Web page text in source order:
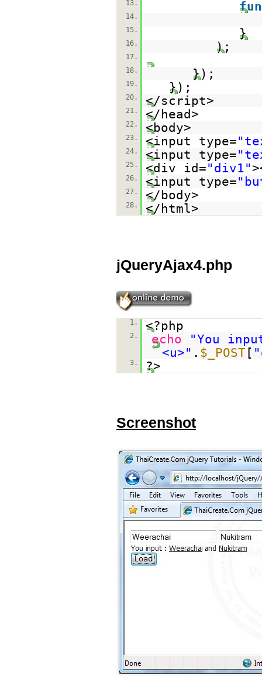
13.
14.
15.
}
16. );
17.
18.
});
19. });
20. </script>
21. </head>
22. <body>
23. <input type=
24. <input type=
25. <div id="div1"
26. <input type=
27. </body>
28. </html>
jQueryAjax4.php
1. <?php
2. echo
"You
<u>" . $_POST[
3. ?>
Screenshot